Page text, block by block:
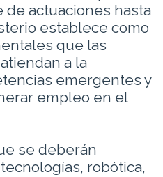
actuaciones hasta
establece como
que las
a la
emergentes y
empleo en el
se deberán
robótica,